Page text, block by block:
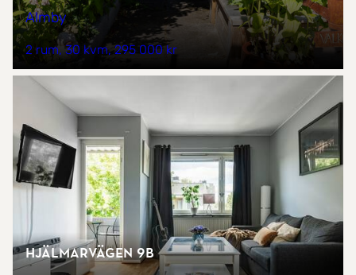
Almby
2 rum 30 kvm 295 000 kr
Hjälmarvägen 9B